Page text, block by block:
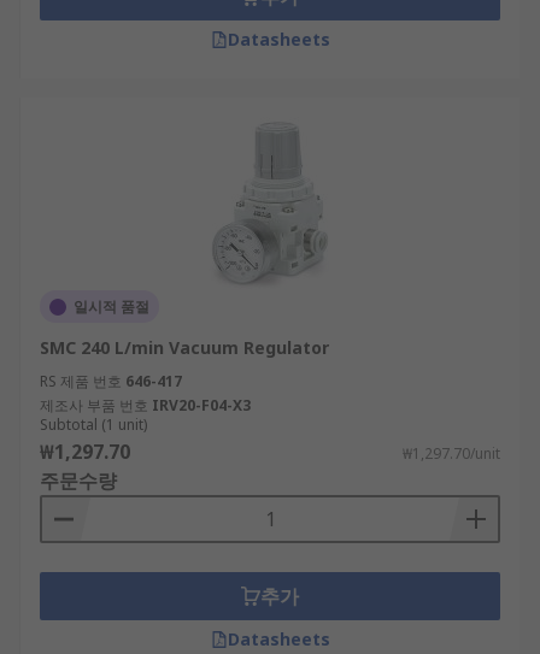
Datasheets
일시적 품절
SMC 240 L/min Vacuum Regulator
RS 제품 번호 646-417
제조사 부품 번호 IRV20-F04-X3
Subtotal (1 unit)
₩1,297.70 ₩1,297.70/unit
주문수량
추가
Datasheets